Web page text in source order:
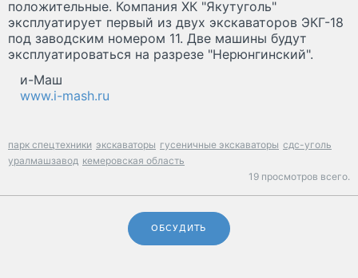
положительные. Компания ХК "Якутуголь"
эксплуатирует первый из двух экскаваторов ЭКГ-18
под заводским номером 11. Две машины будут
эксплуатироваться на разрезе "Нерюнгинский".
и-Маш
www.i-mash.ru
парк спецтехники экскаваторы гусеничные экскаваторы сдс-уголь
уралмашзавод кемеровская область
19 просмотров всего.
ОБСУДИТЬ